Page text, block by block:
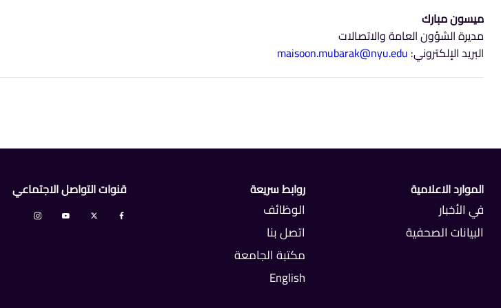
ميسون مبارك
مديرة الشؤون العامة والاتصالات
البريد الإلكتروني: maisoon.mubarak@nyu.edu
الموارد الاعلامية
في الأخبار
البيانات الصحفية
روابط سريعة
الوظائف
اتصل بنا
مكتبة الجامعة
English
قنوات التواصل الاجتماعي